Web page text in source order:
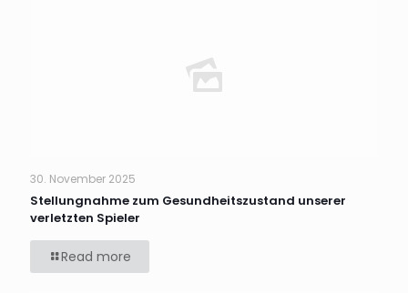
30. November 2025
Stellungnahme zum Gesundheitszustand unserer
verletzten Spieler
Read more